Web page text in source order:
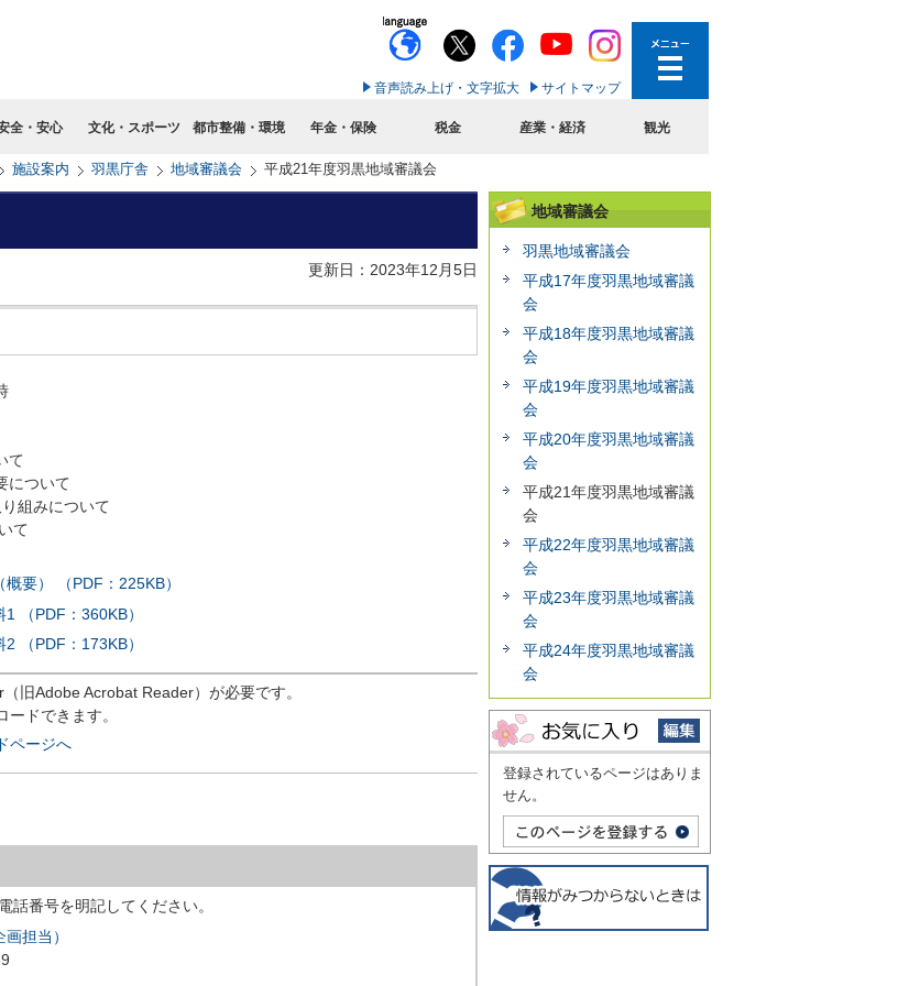
音声読み上げ・文字拡大 サイトマップ
全・安心 文化・スポーツ 都市整備・環境 年金・保険 税金 産業・経済 観光
施設案内 羽黒庁舎 地域審議会 平成21年度羽黒地域審議会
更新日：2023年12月5日
ついて
みについて
て
要） （PDF：225KB）
（PDF：360KB）
（PDF：173KB）
旧Adobe Acrobat Reader）が必要です。
ドできます。
ページへ
話番号を明記してください。
担当）
地域審議会
羽黒地域審議会
平成17年度羽黒地域審議
会
平成18年度羽黒地域審議
会
平成19年度羽黒地域審議
会
平成20年度羽黒地域審議
会
平成21年度羽黒地域審議
会
平成22年度羽黒地域審議
会
平成23年度羽黒地域審議
会
平成24年度羽黒地域審議
会
登録されているページはありま
せん。